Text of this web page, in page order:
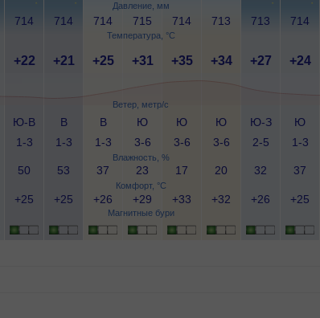
Давление, мм
Температура, °C
Ветер, метр/с
Влажность, %
Комфорт, °C
Магнитные бури
714 714 714 715 714 713 713 714
+22 +21 +25 +31 +35 +34 +27 +24
Ю-В
1-3
В
1-3
В
1-3
Ю
3-6
Ю
3-6
Ю
3-6
Ю-З
2-5
Ю
1-3
50 53 37 23 17 20 32 37
+25 +25 +26 +29 +33 +32 +26 +25